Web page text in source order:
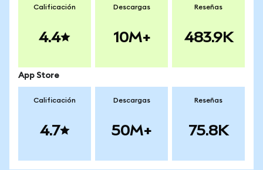
Calificación
4.4
Descargas
10M+
Reseñas
483.9K
App Store
Calificación
4.7
Descargas
50M+
Reseñas
75.8K